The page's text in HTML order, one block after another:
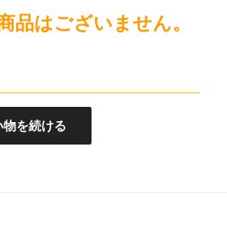
品はございません。